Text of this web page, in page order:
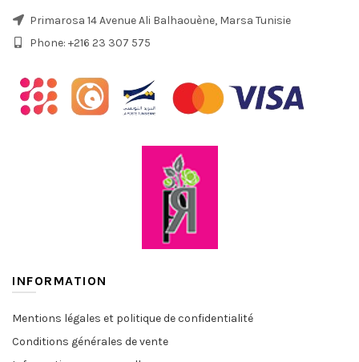
Primarosa 14 Avenue Ali Balhaouène, Marsa Tunisie
Phone: +216 23 307 575
INFORMATION
Mentions légales et politique de confidentialité
Conditions générales de vente